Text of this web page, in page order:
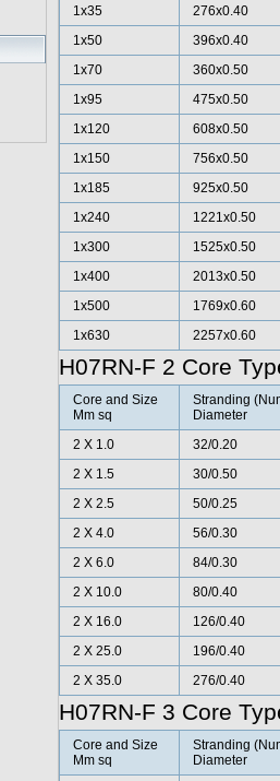
1x35
276x0.40
1x50
396x0.40
1x70
360x0.50
1x95
475x0.50
1x120
608x0.50
1x150
756x0.50
1x185
925x0.50
1x240
1221x0.50
1x300
1525x0.50
1x400
2013x0.50
1x500
1769x0.60
1x630
2257x0.60
H07RN-F 2 Core
Core and Size
Mm sq
Stranding
Diameter
2 X 1.0
32/0.20
2 X 1.5
30/0.50
2 X 2.5
50/0.25
2 X 4.0
56/0.30
2 X 6.0
84/0.30
2 X 10.0
80/0.40
2 X 16.0
126/0.40
2 X 25.0
196/0.40
2 X 35.0
276/0.40
H07RN-F 3 Core
Core and Size
Mm sq
Stranding
Diameter